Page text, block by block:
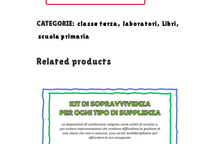
-
TERZA
quantity
CATEGORIE: classe terza, laboratori, Libri,
scuola primaria
Related products